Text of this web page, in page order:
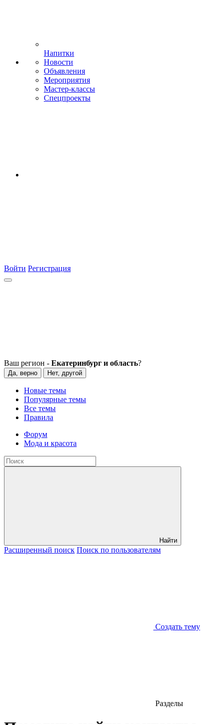
Напитки
Новости
Объявления
Мероприятия
Мастер-классы
Спецпроекты
Войти Регистрация
Ваш регион - Екатеринбург и область?
Да, верно Нет, другой
Новые темы
Популярные темы
Все темы
Правила
Форум
Мода и красота
Найти
Расширенный поиск Поиск по пользователям
Создать тему
Разделы